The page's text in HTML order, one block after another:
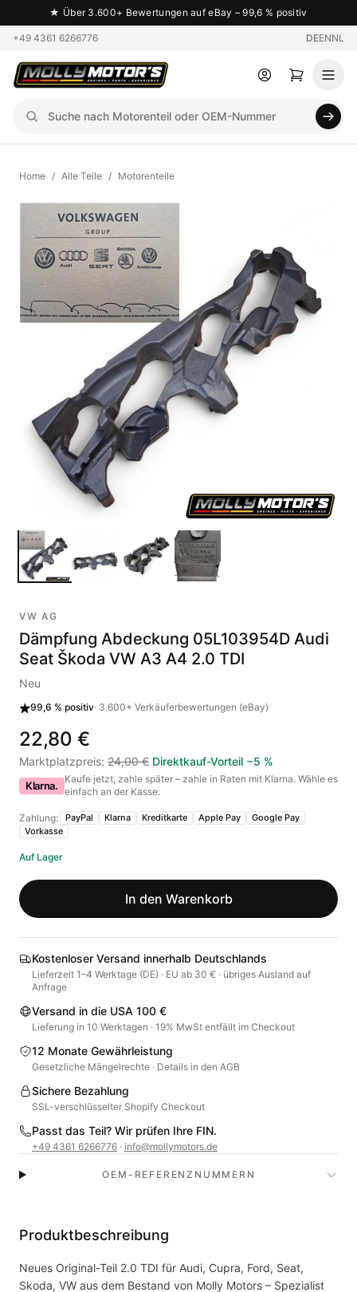
★ Über 3.600+ Bewertungen auf eBay – 99,6 % positiv
+49 4361 6266776 DEENNL
Home / Alle Teile / Motorenteile
VW AG
Dämpfung Abdeckung 05L103954D Audi
Seat Škoda VW A3 A4 2.0 TDI
Neu
99,6 % positiv· 3.600+ Verkäuferbewertungen (eBay)
22,80 €
Marktplatzpreis: 24,00 € Direktkauf-Vorteil −5 %
Klarna. Kaufe jetzt, zahle später – zahle in Raten mit Klarna. Wähle es
einfach an der Kasse.
Zahlung: PayPal Klarna Kreditkarte Apple Pay
Google Pay
Vorkasse
Auf Lager
In den Warenkorb
Kostenloser Versand innerhalb Deutschlands
Lieferzeit 1–4 Werktage (DE) · EU ab 30 € · übriges Ausland auf
Anfrage
Versand in die USA 100 €
Lieferung in 10 Werktagen · 19% MwSt entfällt im Checkout
12 Monate Gewährleistung
Gesetzliche Mängelrechte · Details in den AGB
Sichere Bezahlung
SSL-verschlüsselter Shopify Checkout
Passt das Teil? Wir prüfen Ihre FIN.
+49 4361 6266776 · info@mollymotors.de
OEM-REFERENZNUMMERN
Produktbeschreibung
Neues Original-Teil 2.0 TDI für Audi, Cupra, Ford, Seat,
Skoda, VW aus dem Bestand von Molly Motors – Spezialist